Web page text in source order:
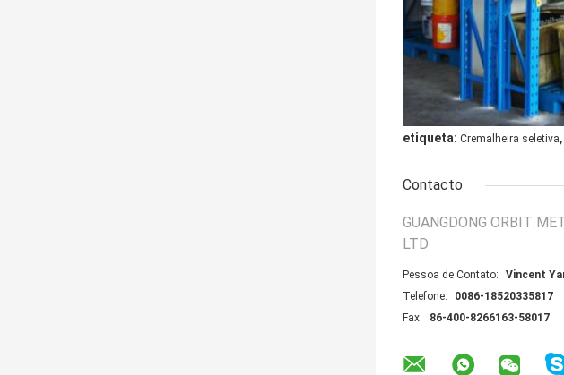
etiqueta: Cremalheira seletiva,
Contacto
GUANGDONG ORBIT
LTD
Pessoa de Contato:
Vincent
Telefone:
0086-18520335817
Fax:
86-400-8266163-58017